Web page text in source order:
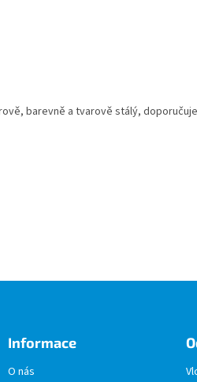
barevně a tvarově stálý,
Informace
O nás